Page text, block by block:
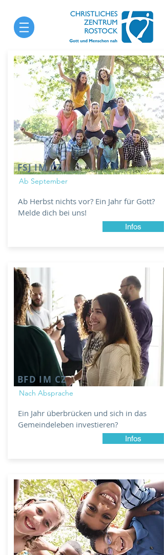
FSJ IM CZ
Ab September
Ab Herbst nichts vor? Ein Jahr für Gott?
Melde dich bei uns!
Infos
BFD IM CZ
Nach Absprache
Ein Jahr überbrücken und sich in das
Gemeindeleben investieren?
Infos